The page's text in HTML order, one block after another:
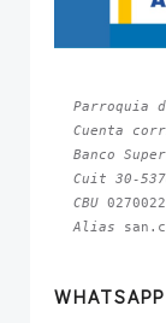
Parroquia
Cuenta
Banco
Cuit 30-
CBU
Alias